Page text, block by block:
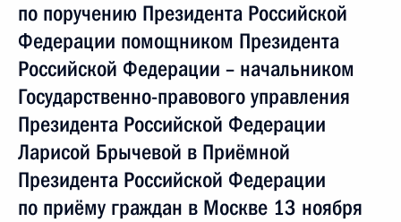
по поручению Президента Российской
Федерации помощником Президента
Российской Федерации – начальником
Государственно-правового управления
Президента Российской Федерации
Ларисой Брычевой в Приёмной
Президента Российской Федерации
по приёму граждан в Москве 13 ноября